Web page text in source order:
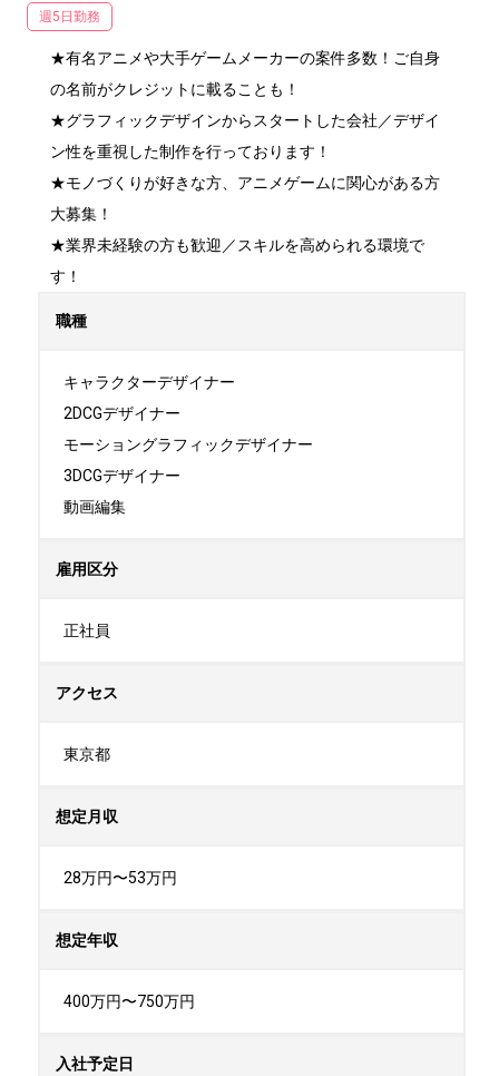
週5日勤務
★有名アニメや大手ゲームメーカーの案件多数！ご自身
の名前がクレジットに載ることも！
★グラフィックデザインからスタートした会社／デザイ
ン性を重視した制作を行っております！
★モノづくりが好きな方、アニメゲームに関心がある方
大募集！
★業界未経験の方も歓迎／スキルを高められる環境で
す！
職種
キャラクターデザイナー
2DCGデザイナー
モーショングラフィックデザイナー
3DCGデザイナー
動画編集
雇用区分
正社員
アクセス
東京都
想定月収
28万円〜53万円
想定年収
400万円〜750万円
入社予定日